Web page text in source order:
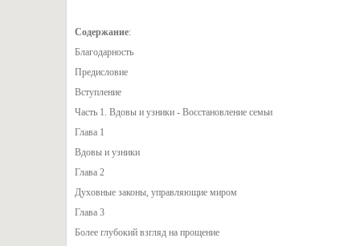
Содержание:
Благодарность
Предисловие
Вступление
Часть 1. Вдовы и узники - Восстановление семьи
Глава 1
Вдовы и узники
Глава 2
Духовные законы, управляющие миром
Глава 3
Более глубокий взгляд на прощение